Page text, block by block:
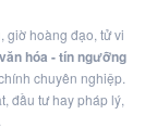
giờ hoàng đạo, tử vi
hóa - tín ngưỡng
chuyên nghiệp.
đầu tư hay pháp lý,